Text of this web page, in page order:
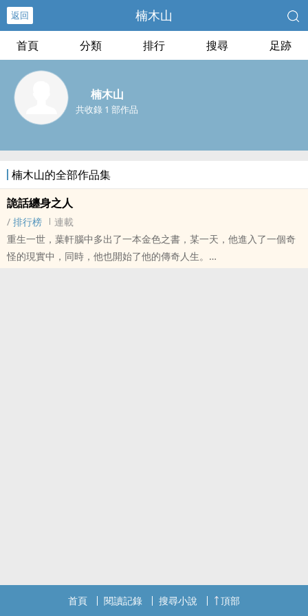
返回 楠木山
首頁 分類 排行 搜尋 足跡
楠木山
共收錄 1 部作品
楠木山的全部作品集
詭話纏身之人
/ 排行榜
連載
重生一世，葉軒腦中多出了一本金色之書，某一天，他進入了一個奇
怪的現實中，同時，他也開始了他的傳奇人生。
首頁 閱讀記錄 搜尋小說 頂部